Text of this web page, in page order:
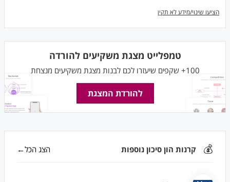
הציעו שינוי/מידע לא תקין
טמפלייט מצגת משקיעים להורדה
100+ שקפים שיעזרו לכם לבנות מצגת משקיעים מנצחת
להורדת המצגת
💰 קרנות הון סיכון נוספות הצג הכל←